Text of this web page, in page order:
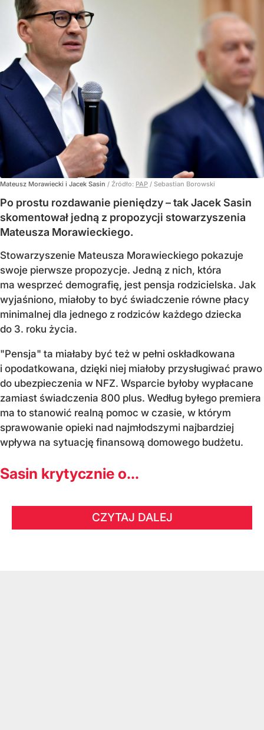
Mateusz Morawiecki i Jacek Sasin / Źródło: PAP / Sebastian Borowski
Po prostu rozdawanie pieniędzy – tak Jacek Sasin
skomentował jedną z propozycji stowarzyszenia
Mateusza Morawieckiego.
Stowarzyszenie Mateusza Morawieckiego pokazuje
swoje pierwsze propozycje. Jedną z nich, która
ma wesprzeć demografię, jest pensja rodzicielska. Jak
wyjaśniono, miałoby to być świadczenie równe płacy
minimalnej dla jednego z rodziców każdego dziecka
do 3. roku życia.
"Pensja" ta miałaby być też w pełni oskładkowana
i opodatkowana, dzięki niej miałoby przysługiwać prawo
do ubezpieczenia w NFZ. Wsparcie byłoby wypłacane
zamiast świadczenia 800 plus. Według byłego premiera
ma to stanowić realną pomoc w czasie, w którym
sprawowanie opieki nad najmłodszymi najbardziej
wpływa na sytuację finansową domowego budżetu.
Sasin krytycznie o...
CZYTAJ DALEJ